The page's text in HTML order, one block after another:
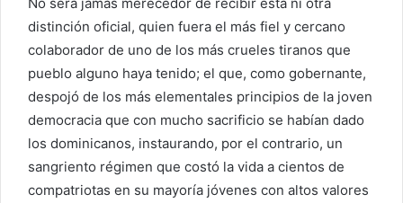
distinción oficial, quien fuera el más fiel y cercano
colaborador de uno de los más crueles tiranos que
pueblo alguno haya tenido; el que, como gobernante,
despojó de los más elementales principios de la joven
democracia que con mucho sacrificio se habían dado
los dominicanos, instaurando, por el contrario, un
sangriento régimen que costó la vida a cientos de
compatriotas en su mayoría jóvenes con altos valores